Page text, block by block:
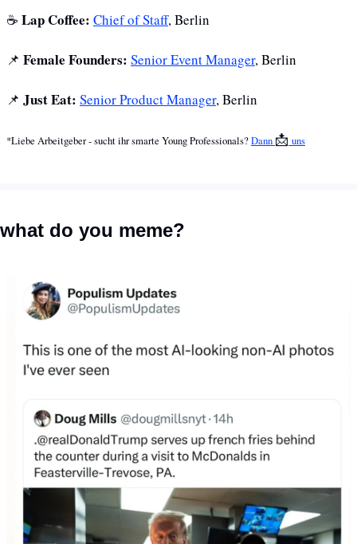
☕️ Lap Coffee: Chief of Staff, Berlin
📌 Female Founders: Senior Event Manager, Berlin
📌 Just Eat: Senior Product Manager, Berlin
*Liebe Arbeitgeber - sucht ihr smarte Young Professionals? Dann 📩 uns
what do you meme?